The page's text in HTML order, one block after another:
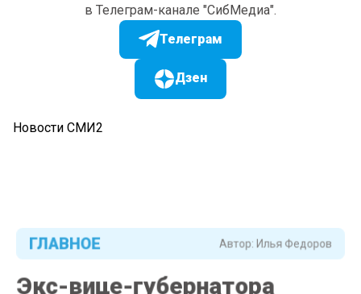
в Телеграм-канале "СибМедиа".
Телеграм
Дзен
Новости СМИ2
Автор:Илья Федоров
ГЛАВНОЕ
Экс-вице-губернатора